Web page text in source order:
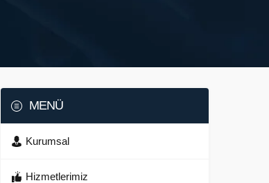
MENÜ
Kurumsal
Hizmetlerimiz